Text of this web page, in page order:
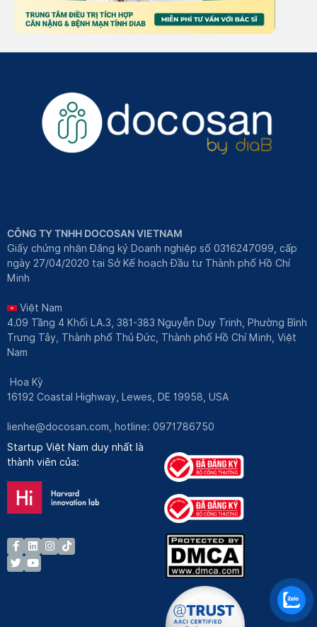
CÔNG TY TNHH DOCOSAN VIETNAM
Giấy chứng nhận Đăng ký Doanh nghiệp số 0316247099, cấp
ngày 27/04/2020 tại Sở Kế hoạch Đầu tư Thành phố Hồ Chí
Minh
Việt Nam
4.09 Tầng 4 Khối LA.3, 381-383 Nguyễn Duy Trinh, Phường Bình
Trưng Tây, Thành phố Thủ Đức, Thành phố Hồ Chí Minh, Việt
Nam
Hoa Kỳ
16192 Coastal Highway, Lewes, DE 19958, USA
lienhe@docosan.com , hotline: 0971786750
Startup Việt Nam duy nhất là
thành viên của: